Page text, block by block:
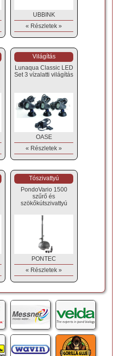
UBBINK
« Részletek »
Világítás
Lunaqua Classic LED
Set 3 vízalatti világítás
OASE
« Részletek »
Tószivattyú
PondoVario 1500
szűrő és
szökőkútszivattyú
PONTEC
« Részletek »